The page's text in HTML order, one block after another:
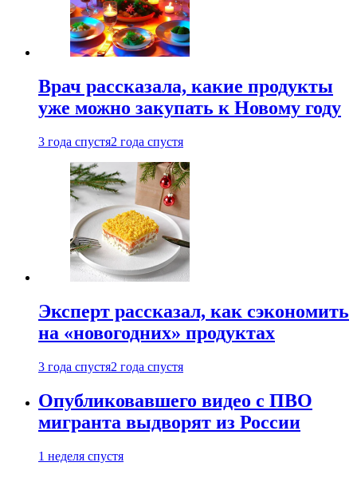
Врач рассказала, какие продукты
уже можно закупать к Новому году
3 года спустя2 года спустя
Эксперт рассказал, как сэкономить
на «новогодних» продуктах
3 года спустя2 года спустя
Опубликовавшего видео с ПВО
мигранта выдворят из России
1 неделя спустя